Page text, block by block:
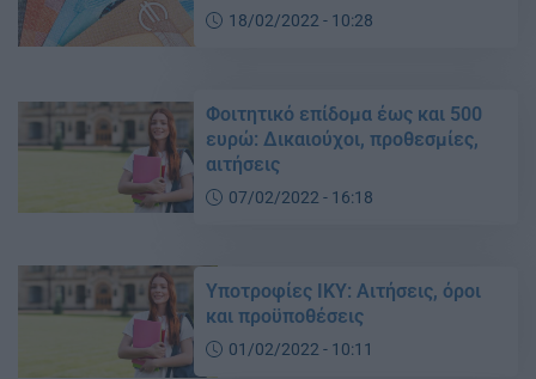
18/02/2022 - 10:28
Φοιτητικό επίδομα έως και 500
ευρώ: Δικαιούχοι, προθεσμίες,
αιτήσεις
07/02/2022 - 16:18
Υποτροφίες ΙΚΥ: Αιτήσεις, όροι
και προϋποθέσεις
01/02/2022 - 10:11